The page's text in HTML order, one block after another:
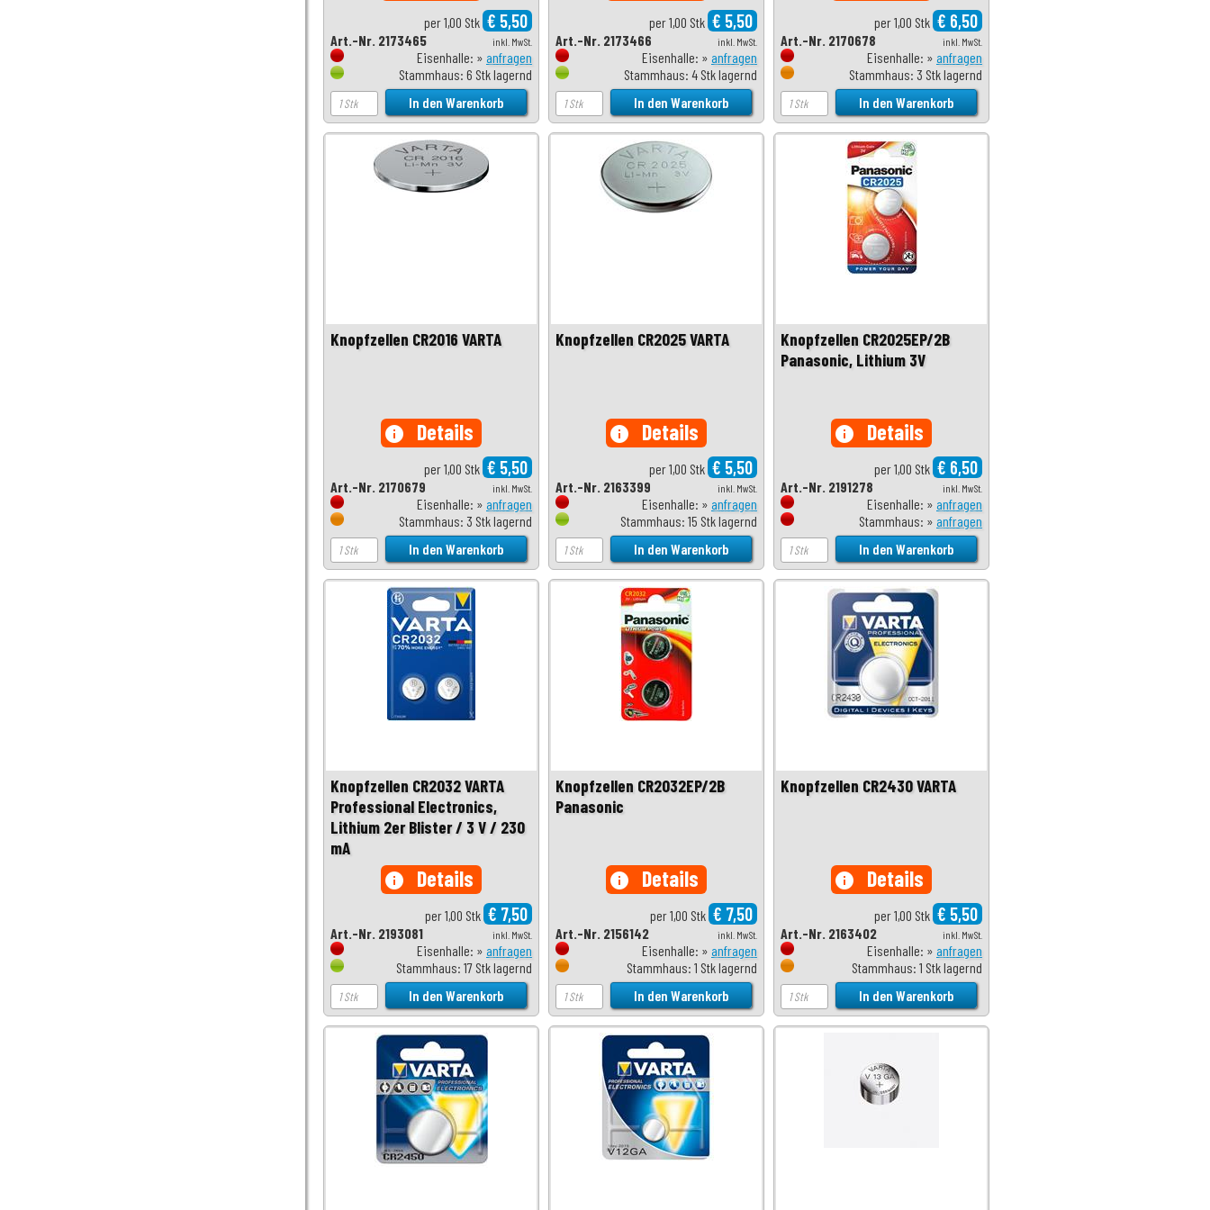
per 1,00 Stk € 5,50
inkl. MwSt.
Art.-Nr. 2173465
Eisenhalle: » anfragen
Stammhaus: 6 Stk lagernd
per 1,00 Stk € 5,50
inkl. MwSt.
Art.-Nr. 2173466
Eisenhalle: » anfragen
Stammhaus: 4 Stk lagernd
per 1,00 Stk € 6,50
inkl. MwSt.
Art.-Nr. 2170678
Eisenhalle: » anfragen
Stammhaus: 3 Stk lagernd
Knopfzellen CR2016 VARTA
info Details
per 1,00 Stk € 5,50
inkl. MwSt.
Art.-Nr. 2170679
Eisenhalle: » anfragen
Stammhaus: 3 Stk lagernd
Knopfzellen CR2025 VARTA
info Details
per 1,00 Stk € 5,50
inkl. MwSt.
Art.-Nr. 2163399
Eisenhalle: » anfragen
Stammhaus: 15 Stk lagernd
Knopfzellen CR2025EP/2B
Panasonic, Lithium 3V
info Details
per 1,00 Stk € 6,50
inkl. MwSt.
Art.-Nr. 2191278
Eisenhalle: » anfragen
Stammhaus: » anfragen
Knopfzellen CR2032 VARTA
Professional Electronics,
Lithium 2er Blister / 3 V / 230
mA
info Details
per 1,00 Stk € 7,50
inkl. MwSt.
Art.-Nr. 2193081
Eisenhalle: » anfragen
Stammhaus: 17 Stk lagernd
Knopfzellen CR2032EP/2B
Panasonic
info Details
per 1,00 Stk € 7,50
inkl. MwSt.
Art.-Nr. 2156142
Eisenhalle: » anfragen
Stammhaus: 1 Stk lagernd
Knopfzellen CR2430 VARTA
info Details
per 1,00 Stk € 5,50
inkl. MwSt.
Art.-Nr. 2163402
Eisenhalle: » anfragen
Stammhaus: 1 Stk lagernd